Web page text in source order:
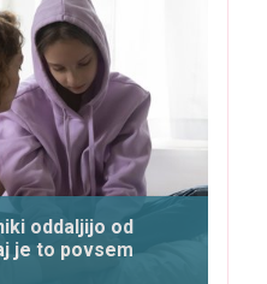
oddaljijo od
je to povsem